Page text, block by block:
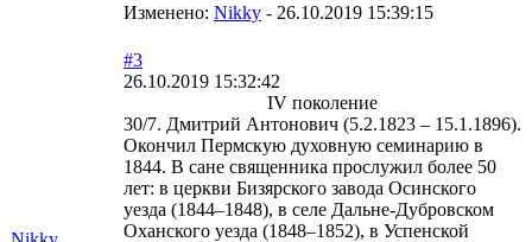
Изменено: Nikky - 26.10.2019 15:39:15
#3
26.10.2019 15:32:42
IV поколение
30/7. Дмитрий Антонович (5.2.1823 – 15.1.1896).
Окончил Пермскую духовную семинарию в
1844. В сане священника прослужил более 50
лет: в церкви Бизярского завода Осинского
уезда (1844–1848), в селе Дальне-Дубровском
Оханского уезда (1848–1852), в Успенской